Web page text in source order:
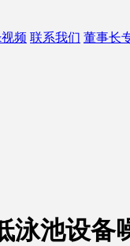
频 联系我们 董事长
泳池设备